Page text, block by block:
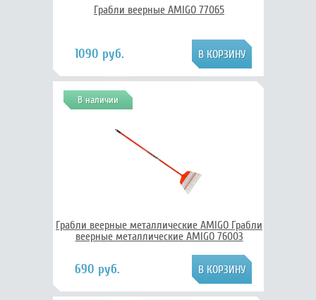
Грабли веерные AMIGO 77065
1090 руб.
В наличии
Грабли веерные металлические AMIGO Грабли
веерные металлические AMIGO 76003
690 руб.